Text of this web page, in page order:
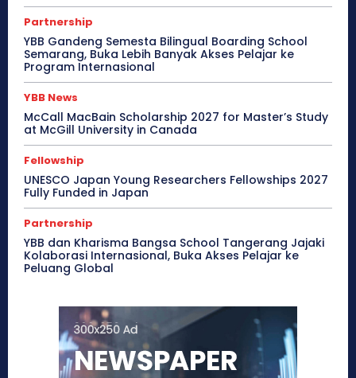
Partnership
YBB Gandeng Semesta Bilingual Boarding School
Semarang, Buka Lebih Banyak Akses Pelajar ke
Program Internasional
YBB News
McCall MacBain Scholarship 2027 for Master’s Study
at McGill University in Canada
Fellowship
UNESCO Japan Young Researchers Fellowships 2027
Fully Funded in Japan
Partnership
YBB dan Kharisma Bangsa School Tangerang Jajaki
Kolaborasi Internasional, Buka Akses Pelajar ke
Peluang Global